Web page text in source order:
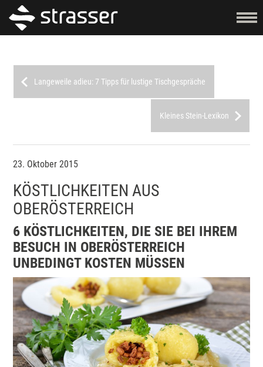
Langeweile adieu: 7 Tipps für lustige Tischgespräche
Kleines Stein-Lexikon
23. Oktober 2015
KÖSTLICHKEITEN AUS
OBERÖSTERREICH
6 KÖSTLICHKEITEN, DIE SIE BEI IHREM
BESUCH IN OBERÖSTERREICH
UNBEDINGT KOSTEN MÜSSEN